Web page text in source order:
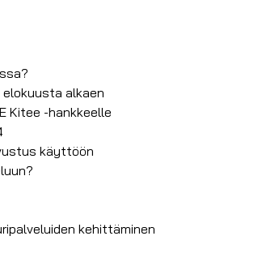
alkaen
Kitee -hankkeelle
käyttöön
kehittäminen